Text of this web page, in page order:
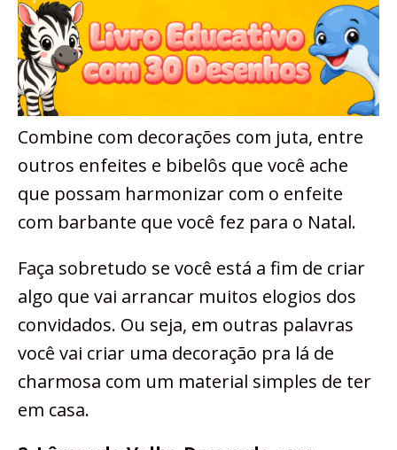
Combine com decorações com juta, entre
outros enfeites e bibelôs que você ache
que possam harmonizar com o enfeite
com barbante que você fez para o Natal.
Faça sobretudo se você está a fim de criar
algo que vai arrancar muitos elogios dos
convidados. Ou seja, em outras palavras
você vai criar uma decoração pra lá de
charmosa com um material simples de ter
em casa.